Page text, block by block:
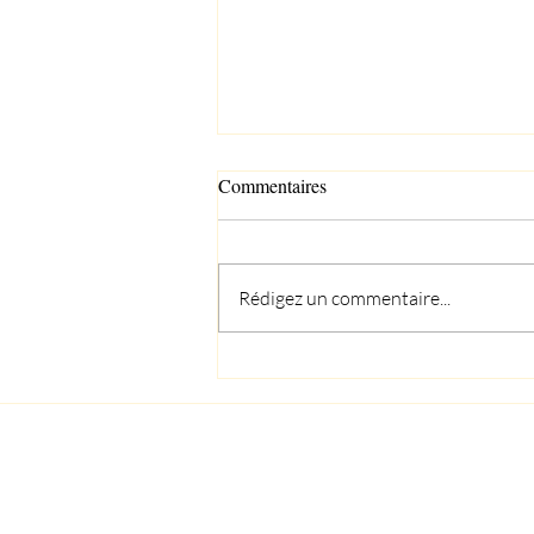
2021
Commentaires
Rédigez un commentaire...